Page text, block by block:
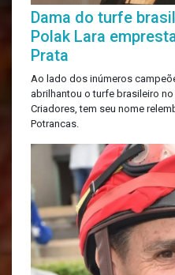
Dama do turfe
Polak Lara
Prata
Ao lado dos inúmeros
abrilhantou o turfe brasileiro
Criadores, tem seu nome
Potrancas.